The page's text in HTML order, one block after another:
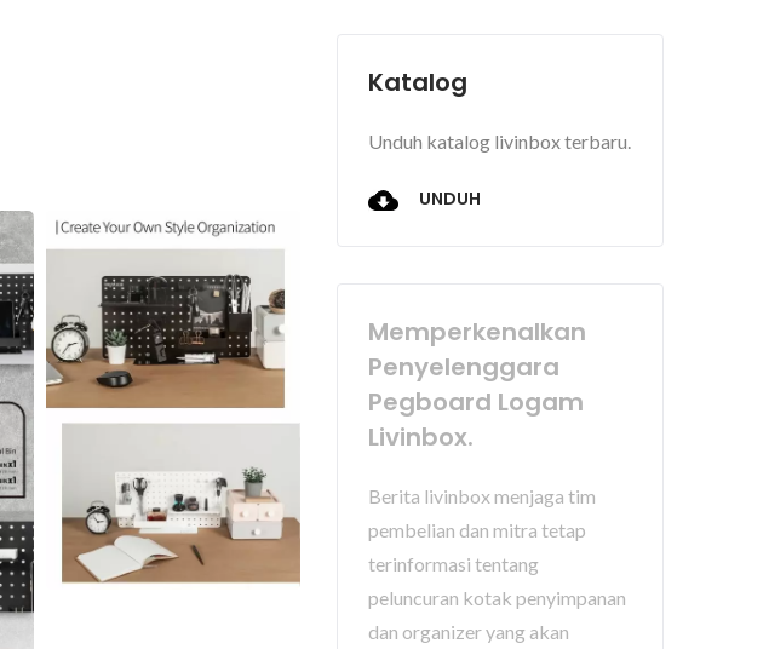
Katalog
Unduh katalog livinbox terbaru.
UNDUH
Memperkenalkan
Penyelenggara
Pegboard Logam
Livinbox.
Berita livinbox menjaga tim
pembelian dan mitra tetap
terinformasi tentang
peluncuran kotak penyimpanan
dan organizer yang akan